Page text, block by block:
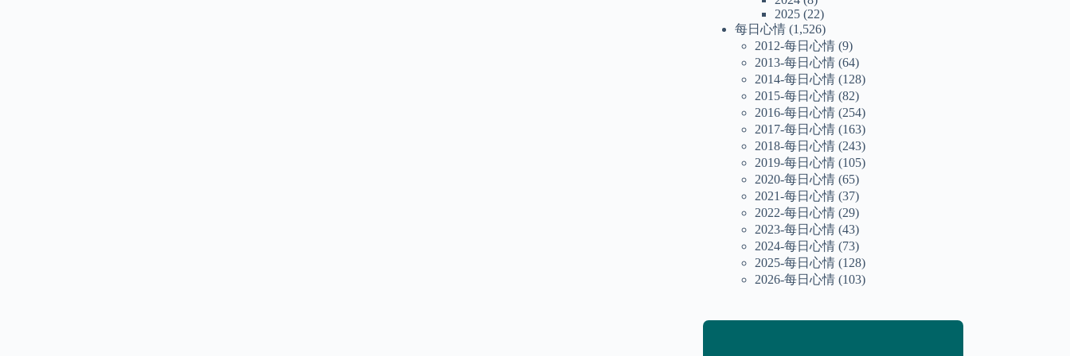
2025 (22)
每日心情 (1,526)
2012-每日心情 (9)
2013-每日心情 (64)
2014-每日心情 (128)
2015-每日心情 (82)
2016-每日心情 (254)
2017-每日心情 (163)
2018-每日心情 (243)
2019-每日心情 (105)
2020-每日心情 (65)
2021-每日心情 (37)
2022-每日心情 (29)
2023-每日心情 (43)
2024-每日心情 (73)
2025-每日心情 (128)
2026-每日心情 (103)